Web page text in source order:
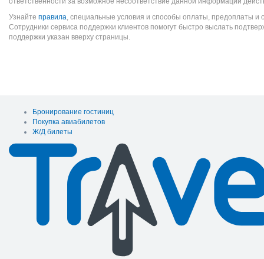
Узнайте правила, специальные условия и способы оплаты, предоплаты и
Сотрудники сервиса поддержки клиентов помогут быстро выслать
поддержки указан вверху страницы.
Бронирование гостиниц
Покупка авиабилетов
Ж/Д билеты